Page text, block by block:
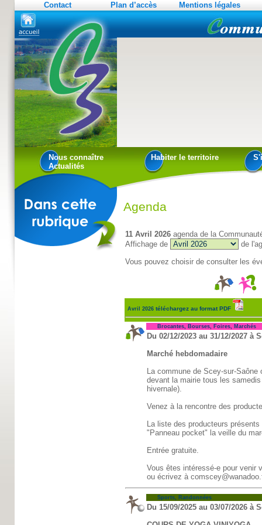
Contact Plan d’accès Mentions légales
Nous connaître Habiter le territoire
Actualités
Agenda
11 Avril 2026 agenda de la
Affichage de
de
Vous pouvez choisir de consulter les
Avril 2026 téléchargez au format PDF
Brocantes, Bourses, Foires, Marchés
Du 02/12/2023 au 31/12/2027 à
Marché hebdomadaire
La commune de Scey-sur-
devant la mairie tous les
hivernale).
Venez à la rencontre des
La liste des producteurs
"Panneau pocket" la veille du
Entrée gratuite.
Vous êtes intéressé-e pour venir
ou écrivez à
Sports, Randonnées
Du 15/09/2025 au 03/07/2026 à